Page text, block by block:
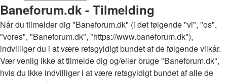
Baneforum.dk - Tilmelding
Når du tilmelder dig "Baneforum.dk" (i det følgende "vi", "os",
"vores", "Baneforum.dk", "https://www.baneforum.dk"),
indvilliger du i at være retsgyldigt bundet af de følgende vilkår.
Vær venlig ikke at tilmelde dig og/eller bruge "Baneforum.dk",
hvis du ikke indvilliger i at være retsgyldigt bundet af alle de